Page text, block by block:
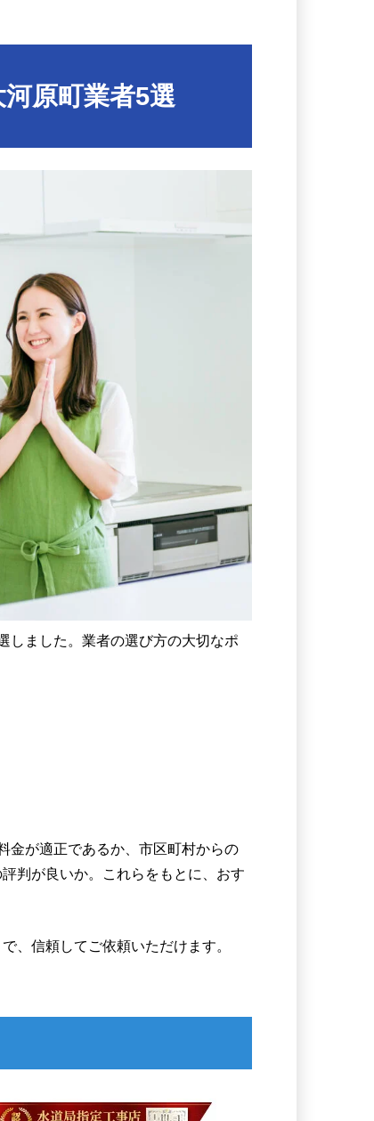
原町業者5選
しました。業者の選び方の大切なポ
金が適正であるか、市区町村からの
判が良いか。これらをもとに、おす
、信頼してご依頼いただけます。